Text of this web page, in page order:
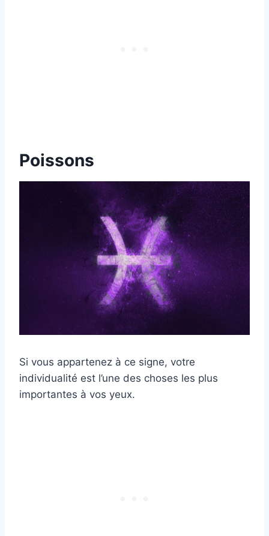
Poissons
Si vous appartenez à ce signe, votre
individualité est l’une des choses les plus
importantes à vos yeux.